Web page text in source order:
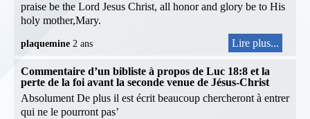
praise be the Lord Jesus Christ, all honor and glory be to His
holy mother,Mary.
plaquemine 2 ans Lire plus...
Commentaire d’un bibliste à propos de Luc 18:8 et la
perte de la foi avant la seconde venue de Jésus-Christ
Absolument De plus il est écrit beaucoup chercheront à entrer
qui ne le pourront pas’